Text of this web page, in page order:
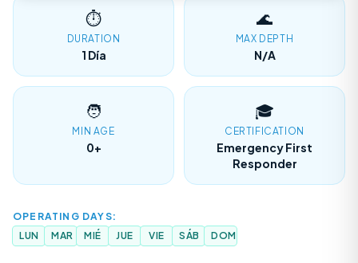
⏱
DURATION
1 Día
🌊
MAX DEPTH
N/A
🧑
MIN AGE
0+
🎓
CERTIFICATION
Emergency First
Responder
OPERATING DAYS:
LUN
MAR MIÉ JUE VIE SÁB DOM
Contáctanos
WhatsApp
EN TH ZH
DE FR